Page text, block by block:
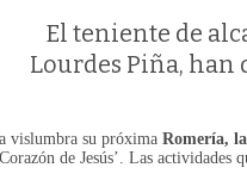
El teniente de
Lourdes Piña, han
vislumbra su próxima Romería,
de Jesús’. Las